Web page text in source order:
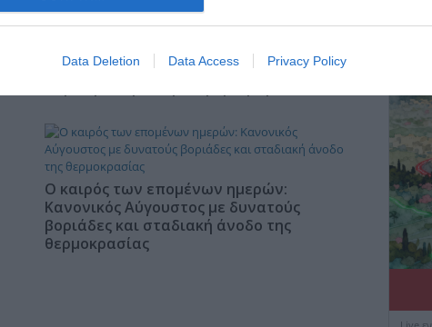
Data Deletion Data Access Privacy Policy
ΤΣΟΥΝΑΜΙ ψηφιακής οργής…
Ο καιρός των επομένων ημερών:
Κανονικός Αύγουστος με δυνατούς
βοριάδες και σταδιακή άνοδο της
θερμοκρασίας